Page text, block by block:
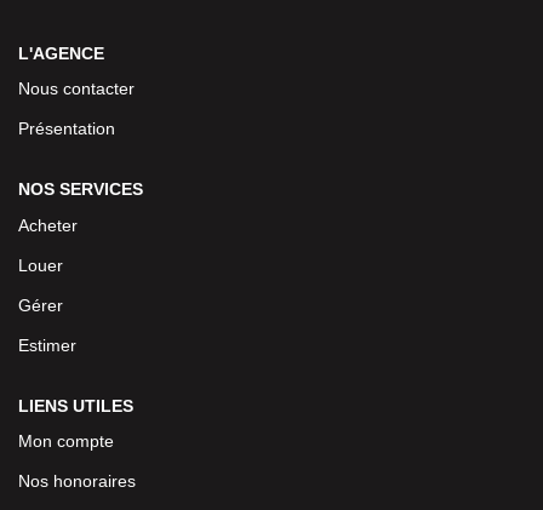
L'AGENCE
Nous contacter
Présentation
NOS SERVICES
Acheter
Louer
Gérer
Estimer
LIENS UTILES
Mon compte
Nos honoraires